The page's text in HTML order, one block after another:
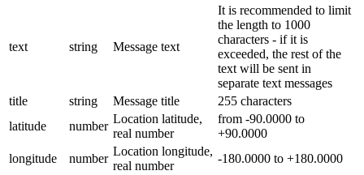
text string Message text
It is recommended to limit
the length to 1000
characters - if it is
exceeded, the rest of the
text will be sent in
separate text messages
title
string Message title
255 characters
latitude
number
Location latitude,
real number
from -90.0000 to
+90.0000
longitude
number
Location longitude,
real number
-180.0000 to +180.0000